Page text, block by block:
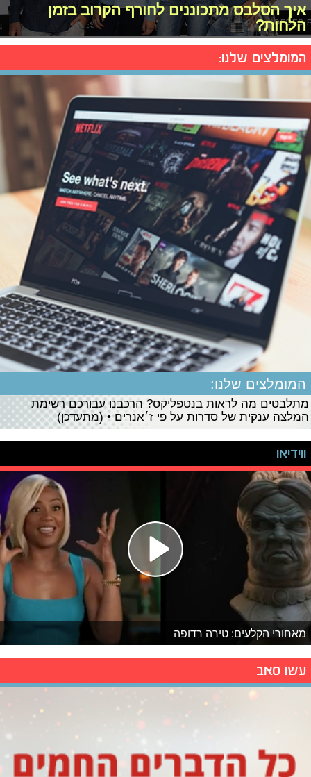
איך הסלבס מתכוננים לחורף הקרוב בזמן
הלחות?
המומלצים שלנו:
המומלצים שלנו:
מתלבטים מה לראות בנטפליקס? הרכבנו עבורכם רשימת
המלצה ענקית של סדרות על פי ז׳אנרים • (מתעדכן)
ווידיאו
מאחורי הקלעים: טירה רדופה
עשו סאב